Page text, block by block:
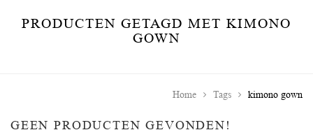
PRODUCTEN GETAGD MET KIMONO
GOWN
Home Tags kimono gown
GEEN PRODUCTEN GEVONDEN!